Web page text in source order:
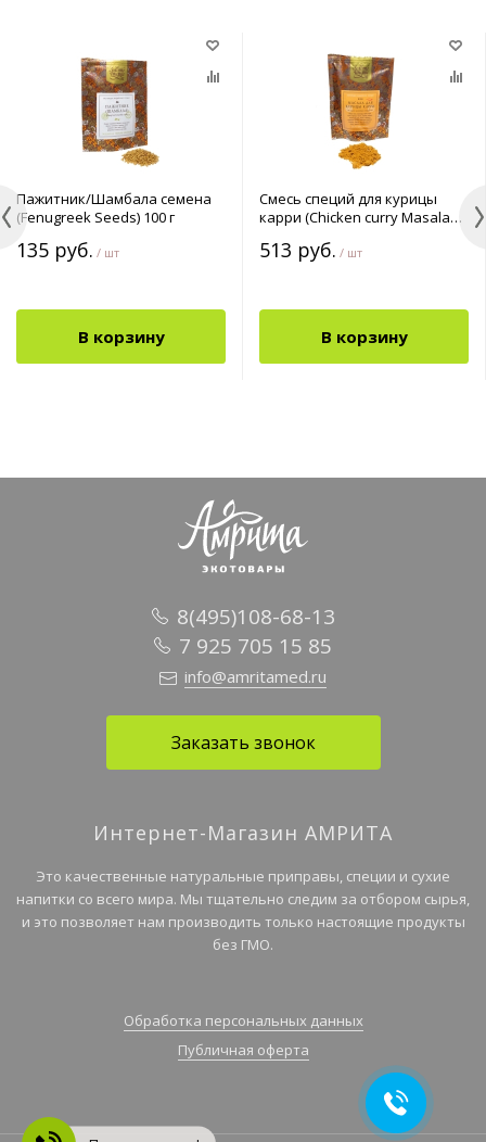
Пажитник/Шамбала семена
(Fenugreek Seeds) 100 г
135 руб. / шт
В корзину
Смесь специй для курицы
карри (Chicken curry Masala
513 руб. / шт
В корзину
8(495)108-68-13
7 925 705 15 85
info@amritamed.ru
Заказать звонок
Интернет-Магазин АМРИТА
Это качественные натуральные приправы, специи и сухие
напитки со всего мира. Мы тщательно следим за отбором сырья,
и это позволяет нам производить только настоящие продукты
без ГМО.
Обработка персональных данных
Публичная оферта